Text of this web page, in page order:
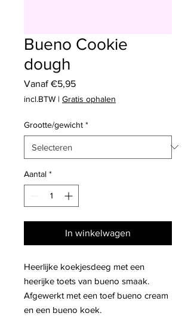
Bueno Cookie
dough
Vanaf€5,95Verkoopprijs
incl.BTW | Gratis ophalen
Grootte/gewicht *
Aantal *
In winkelwagen
Heerlijke koekjesdeeg met een
heerijke toets van bueno smaak.
Afgewerkt met een toef bueno cream
en een bueno koek.